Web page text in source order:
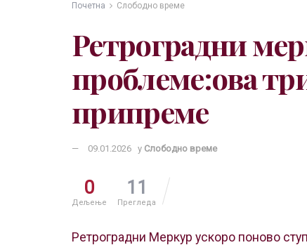
Почетна Слободно време
Ретроградни
проблеме:ова
припреме
09.01.2026 у Слободно време
0
Дељење
11
Прегледа
Ретроградни Меркур ускоро поново